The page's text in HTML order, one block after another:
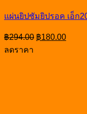
แผ่นยิปซัมยิปรอค เอ็ก
฿294.00 Original
price
฿180.00
price
ลดราคา